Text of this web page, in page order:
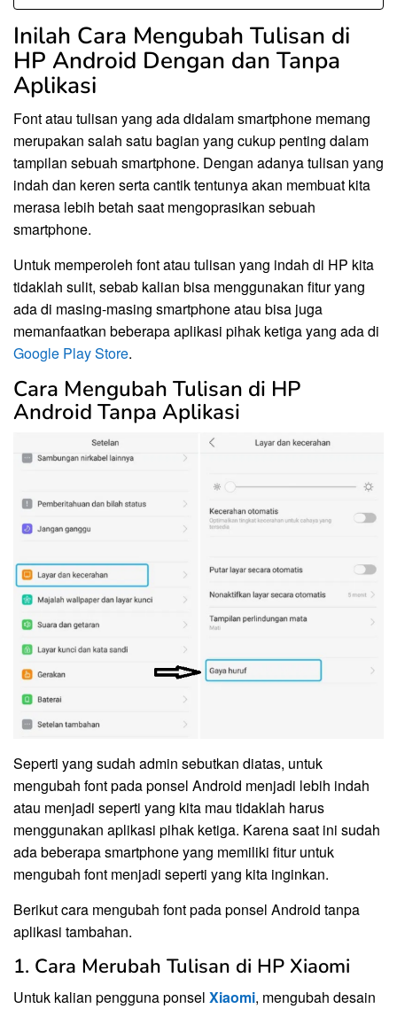
Inilah Cara Mengubah Tulisan di
HP Android Dengan dan Tanpa
Aplikasi
Font atau tulisan yang ada didalam smartphone memang
merupakan salah satu bagian yang cukup penting dalam
tampilan sebuah smartphone. Dengan adanya tulisan yang
indah dan keren serta cantik tentunya akan membuat kita
merasa lebih betah saat mengoprasikan sebuah
smartphone.
Untuk memperoleh font atau tulisan yang indah di HP kita
tidaklah sulit, sebab kalian bisa menggunakan fitur yang
ada di masing-masing smartphone atau bisa juga
memanfaatkan beberapa aplikasi pihak ketiga yang ada di
Google Play Store.
Cara Mengubah Tulisan di HP
Android Tanpa Aplikasi
Seperti yang sudah admin sebutkan diatas, untuk
mengubah font pada ponsel Android menjadi lebih indah
atau menjadi seperti yang kita mau tidaklah harus
menggunakan aplikasi pihak ketiga. Karena saat ini sudah
ada beberapa smartphone yang memiliki fitur untuk
mengubah font menjadi seperti yang kita inginkan.
Berikut cara mengubah font pada ponsel Android tanpa
aplikasi tambahan.
1. Cara Merubah Tulisan di HP Xiaomi
Untuk kalian pengguna ponsel Xiaomi, mengubah desain